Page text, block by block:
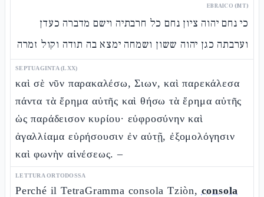
EBRAICO (MT)
כי נחם יהוה ציון נחם כל חרבתיה וישם מדברה כעדן
וערבתה כגן יהוה ששון ושמחה ימצא בה תודה וקול זמרה
SEPTUAGINTA (LXX)
καὶ σὲ νῦν παρακαλέσω, Σιων, καὶ παρεκάλεσα
πάντα τὰ ἔρημα αὐτῆς καὶ θήσω τὰ ἔρημα αὐτῆς
ὡς παράδεισον κυρίου· εὐφροσύνην καὶ
ἀγαλλίαμα εὑρήσουσιν ἐν αὐτῇ, ἐξομολόγησιν
καὶ φωνὴν αἰνέσεως. –
LETTURA ORTODOSSA
Perché il TetraGramma consola Tziòn, consola